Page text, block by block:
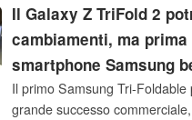
Il Galaxy Z TriFold 2
cambiamenti, ma
smartphone Samsung
Il primo Samsung Tri-
grande successo